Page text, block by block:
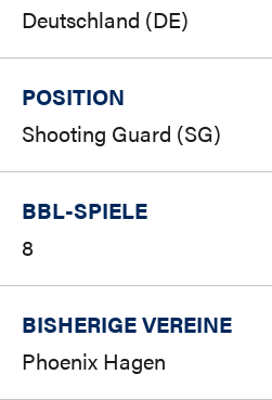
Deutschland (DE)
POSITION
Shooting Guard (SG)
BBL-SPIELE
8
BISHERIGE VEREINE
Phoenix Hagen